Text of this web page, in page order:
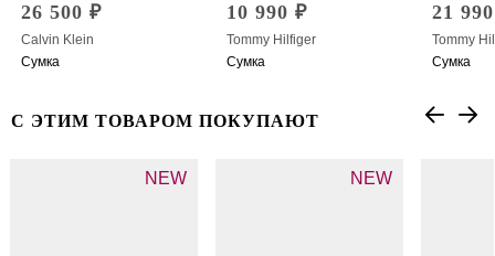
26 500 ₽
Calvin Klein
Сумка
10 990 ₽
Tommy Hilfiger
Сумка
21
Tommy
Сумка
С ЭТИМ ТОВАРОМ ПОКУПАЮТ
NEW NEW